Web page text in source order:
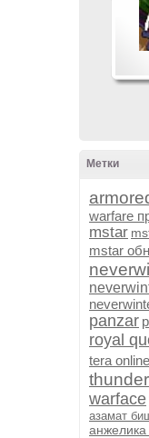
Метки
warfare
mstar
mstar
panzar
royal
tera online
thunder
warface
азамат
анжелика